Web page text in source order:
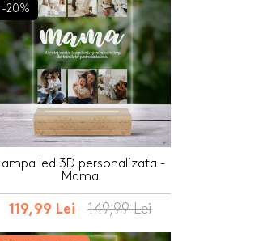
-20%
Lampa led 3D personalizata -
Mama
119,99 Lei 149,99 Lei